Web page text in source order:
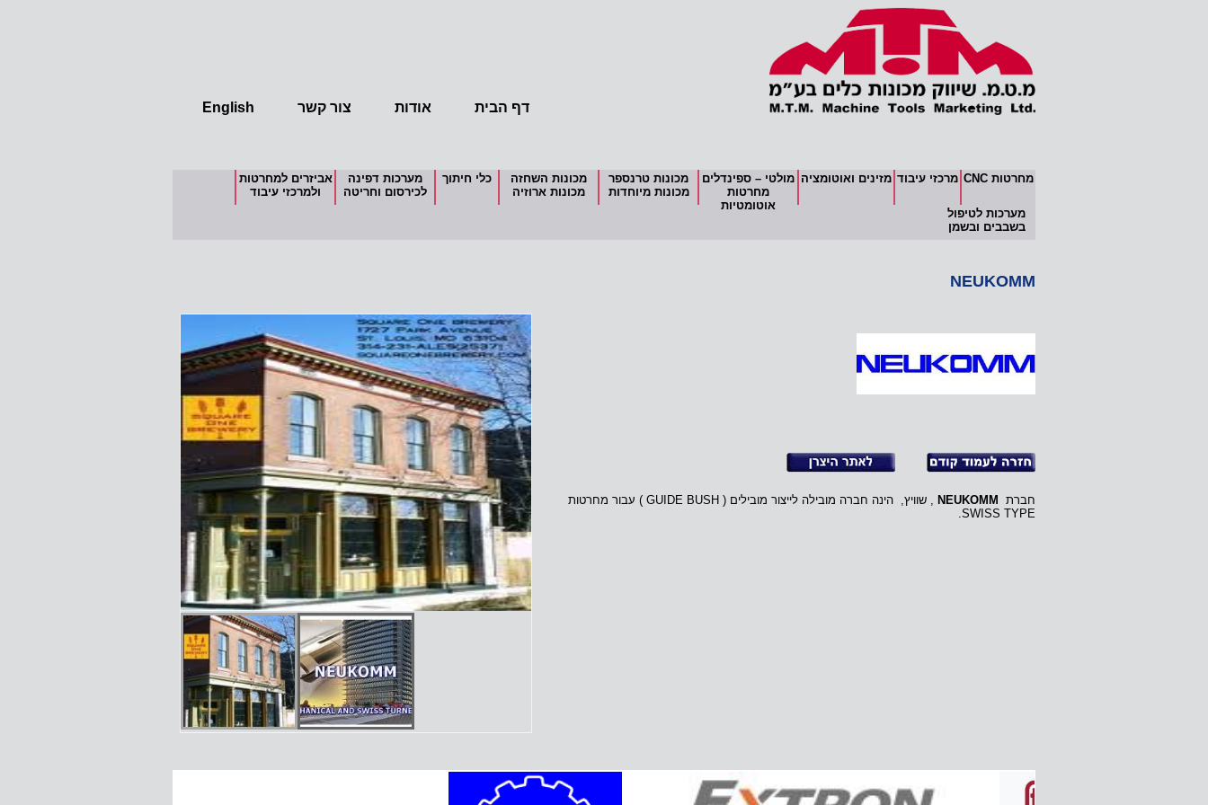
English צור קשר אודות דף הבית
מחרטות CNC מרכזי עיבוד מזינים ואוטומציה מולטי – ספינדלים
מחרטות
אוטומטיות
מכונות טרנספר
מכונות מיוחדות
מכונות השחזה
מכונות ארוזיה
כלי חיתוך
מערכות דפינה
לכירסום וחריטה
אביזרים למחרטות
ולמרכזי עיבוד
מערכות לטיפול
בשבבים ובשמן
NEUKOMM
חברת NEUKOMM
, שוויץ, הינה חברה מובילה לייצור מובילים ( GUIDE BUSH ) עבור מחרטות
SWISS TYPE.